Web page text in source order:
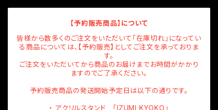
【予約販売商品】について
皆様から数多くのご注文をいただいて「在庫切れ」になってい
る商品については、【予約販売】としてご注文を承っておりま
す。
ご注文をいただいてから商品のお届けまでお時間がかかり
ますのでご了承ください。
予約販売商品の発送開始予定日は以下の通りです。
・ アクリルスタンド 「IZUMI KYOKO」